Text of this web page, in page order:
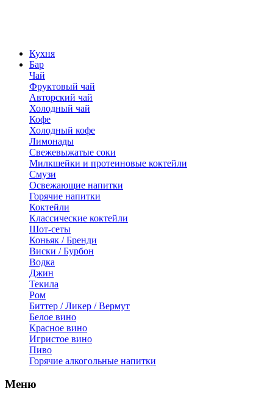
Кухня
Бар
Чай
Фруктовый чай
Авторский чай
Холодный чай
Кофе
Холодный кофе
Лимонады
Свежевыжатые соки
Милкшейки и протеиновые коктейли
Смузи
Освежающие напитки
Горячие напитки
Коктейли
Классические коктейли
Шот-сеты
Коньяк / Бренди
Виски / Бурбон
Водка
Джин
Текила
Ром
Биттер / Ликер / Вермут
Белое вино
Красное вино
Игристое вино
Пиво
Горячие алкогольные напитки
Меню